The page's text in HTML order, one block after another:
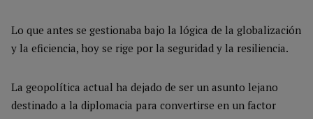
Lo que antes se gestionaba bajo la lógica de la globalización
y la eficiencia, hoy se rige por la seguridad y la resiliencia.
La geopolítica actual ha dejado de ser un asunto lejano
destinado a la diplomacia para convertirse en un factor